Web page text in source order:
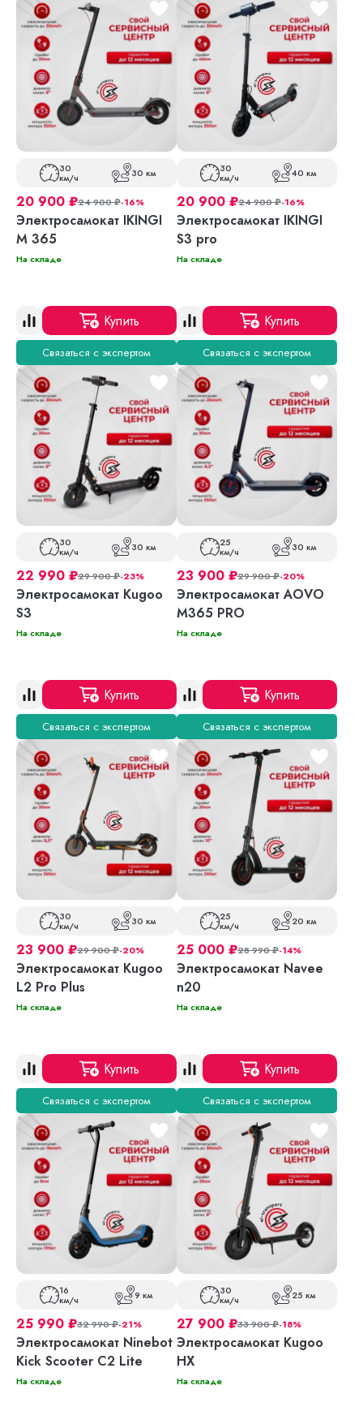
30
км/ч 30 км
20 900 ₽24 900₽-16%
Электросамокат IKINGI
M 365
На складе
Купить
Связаться с экспертом
30
км/ч 40 км
20 900 ₽24 900₽-16%
Электросамокат IKINGI
S3 pro
На складе
Купить
Связаться с экспертом
30
км/ч 30 км
22 990 ₽29 900₽-23%
Электросамокат Kugoo
S3
На складе
Купить
Связаться с экспертом
25
км/ч 30 км
23 900 ₽29 900₽-20%
Электросамокат AOVO
M365 PRO
На складе
Купить
Связаться с экспертом
30
км/ч 30 км
23 900 ₽29 900₽-20%
Электросамокат Kugoo
L2 Pro Plus
На складе
Купить
Связаться с экспертом
25
км/ч 20 км
25 000 ₽28 990₽-14%
Электросамокат Navee
n20
На складе
Купить
Связаться с экспертом
16
км/ч 9 км
25 990 ₽32 990₽-21%
Электросамокат Ninebot
Kick Scooter C2 Lite
На складе
30
км/ч 25 км
27 900 ₽33 900₽-18%
Электросамокат Kugoo
HX
На складе